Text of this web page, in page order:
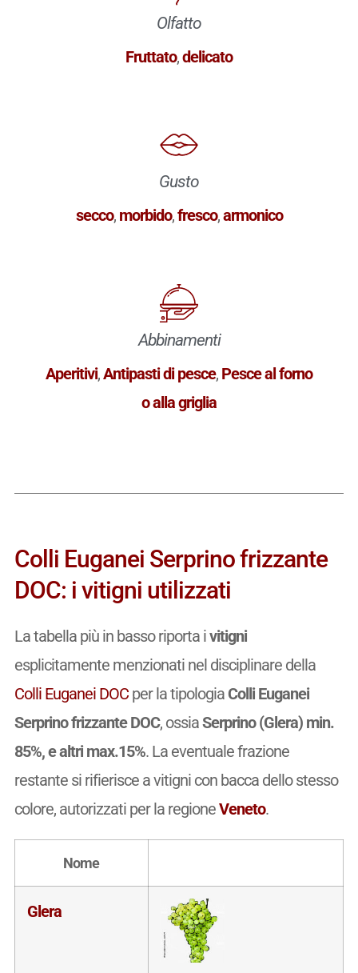
Olfatto
Fruttato,delicato
Gusto
secco, morbido,fresco,armonico
Abbinamenti
Aperitivi,Antipasti di pesce, Pesce al forno
o alla griglia
Colli Euganei Serprino frizzante
DOC: i vitigni utilizzati
La tabella più in basso riporta ivitigni
esplicitamente menzionati nel disciplinare della
Colli Euganei DOCper la tipologia Colli Euganei
Serprino frizzante DOC, ossiaSerprino (Glera) min.
85%, e altri max.15%. La eventuale frazione
restante si rifierisce a vitigni con bacca dello stesso
colore, autorizzati per la regioneVeneto.
Nome
Glera